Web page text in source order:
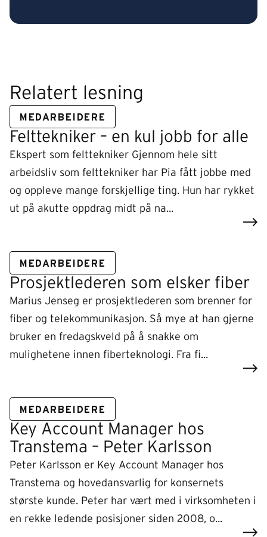
Relatert lesning
MEDARBEIDERE
Felttekniker – en kul jobb for alle
Ekspert som felttekniker Gjennom hele sitt
arbeidsliv som felttekniker har Pia fått jobbe med
og oppleve mange forskjellige ting. Hun har rykket
ut på akutte oppdrag midt på na...
MEDARBEIDERE
Prosjektlederen som elsker fiber
Marius Jenseg er prosjektlederen som brenner for
fiber og telekommunikasjon. Så mye at han gjerne
bruker en fredagskveld på å snakke om
mulighetene innen fiberteknologi. Fra fi...
MEDARBEIDERE
Key Account Manager hos
Transtema – Peter Karlsson
Peter Karlsson er Key Account Manager hos
Transtema og hovedansvarlig for konsernets
største kunde. Peter har vært med i virksomheten i
en rekke ledende posisjoner siden 2008, o...